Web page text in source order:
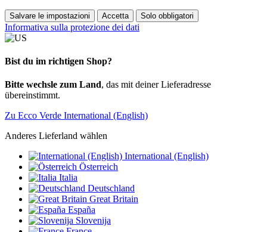
Salvare le impostazioni Accetta Solo obbligatori
Informativa sulla protezione dei dati
Bist du im richtigen Shop?
Bitte wechsle zum Land, das mit deiner Lieferadresse
übereinstimmt.
Zu Ecco Verde International (English)
Anderes Lieferland wählen
International (English)
Österreich
Italia
Deutschland
Great Britain
España
Slovenija